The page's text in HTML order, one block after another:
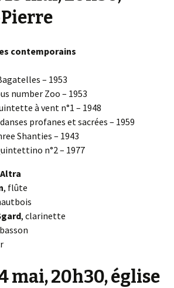
contemporains
– 1953
number Zoo – 1953
à vent n°1 – 1948
profanes et sacrées – 1959
Shanties – 1943
n°2 – 1977
, flûte
, clarinette
mai, 20h30, église